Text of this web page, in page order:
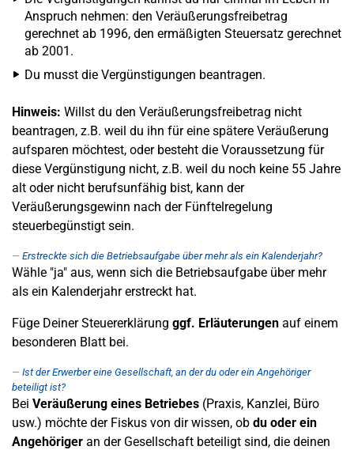
Anspruch nehmen: den Veräußerungsfreibetrag
gerechnet ab 1996, den ermäßigten Steuersatz gerechnet
ab 2001.
Du musst die Vergünstigungen beantragen.
Hinweis: Willst du den Veräußerungsfreibetrag nicht
beantragen, z.B. weil du ihn für eine spätere Veräußerung
aufsparen möchtest, oder besteht die Voraussetzung für
diese Vergünstigung nicht, z.B. weil du noch keine 55 Jahre
alt oder nicht berufsunfähig bist, kann der
Veräußerungsgewinn nach der Fünftelregelung
steuerbegünstigt sein.
Erstreckte sich die Betriebsaufgabe über mehr als ein Kalenderjahr?
Wähle "ja" aus, wenn sich die Betriebsaufgabe über mehr
als ein Kalenderjahr erstreckt hat.
Füge Deiner Steuererklärung ggf. Erläuterungen auf einem
besonderen Blatt bei.
Ist der Erwerber eine Gesellschaft, an der du oder ein Angehöriger
beteiligt ist?
Bei Veräußerung eines Betriebes (Praxis, Kanzlei, Büro
usw.) möchte der Fiskus von dir wissen, ob du oder ein
Angehöriger an der Gesellschaft beteiligt sind, die deinen